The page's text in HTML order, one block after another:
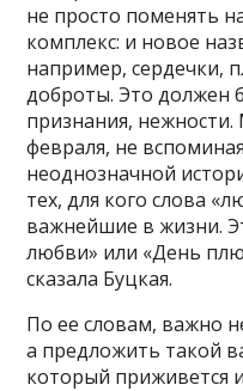
не просто поменять
комплекс: и новое
например, сердечки,
доброты. Это должен
признания,
февраля, не
неоднозначной
тех, для кого слова
важнейшие в жизни.
любви» или «День
сказала Буцкая.
По ее словам, важно
а предложить такой
который приживется